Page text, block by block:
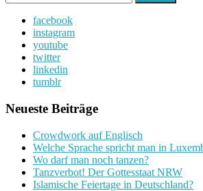
nach:
facebook
instagram
youtube
twitter
linkedin
tumblr
Neueste Beiträge
Crowdwork auf Englisch
Welche Sprache spricht man in
Wo darf man noch tanzen?
Tanzverbot! Der Gottesstaat NRW
Islamische Feiertage in Deutschland?